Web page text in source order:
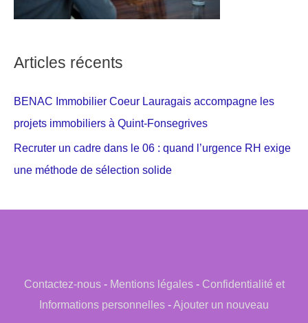
Articles récents
BENAC Immobilier Coeur Lauragais accompagne les
projets immobiliers à Quint-Fonsegrives
Recruter un cadre dans le 06 : quand l’urgence RH exige
une méthode de sélection solide
Contactez-nous- Mentions légales- Confidentialité et
Informations personnelles - Ajouter un nouveau